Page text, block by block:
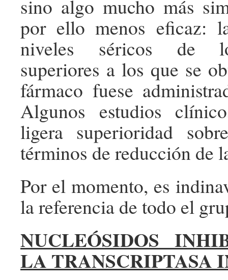
sino algo mucho más
por ello menos eficaz:
niveles séricos de
superiores a los que se
fármaco fuese
Algunos estudios
ligera superioridad
términos de reducción de
Por el momento, es
la referencia de todo el
NUCLEÓSIDOS
LA TRANSCRIPTASA